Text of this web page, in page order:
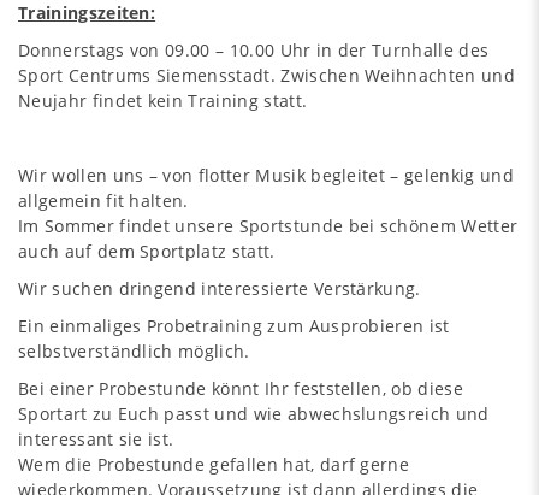
Trainingszeiten:
Donnerstags von 09.00 – 10.00 Uhr in der Turnhalle des
Sport Centrums Siemensstadt. Zwischen Weihnachten und
Neujahr findet kein Training statt.
Wir wollen uns – von flotter Musik begleitet – gelenkig und
allgemein fit halten.
Im Sommer findet unsere Sportstunde bei schönem Wetter
auch auf dem Sportplatz statt.
Wir suchen dringend interessierte Verstärkung.
Ein einmaliges Probetraining zum Ausprobieren ist
selbstverständlich möglich.
Bei einer Probestunde könnt Ihr feststellen, ob diese
Sportart zu Euch passt und wie abwechslungsreich und
interessant sie ist.
Wem die Probestunde gefallen hat, darf gerne
wiederkommen. Voraussetzung ist dann allerdings die